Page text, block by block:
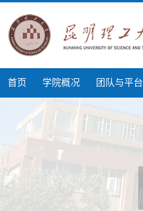
首页 学院概况 团队与平台